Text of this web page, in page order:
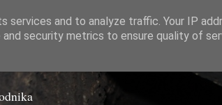
and to analyze traffic. Your IP
security metrics to ensure quality of